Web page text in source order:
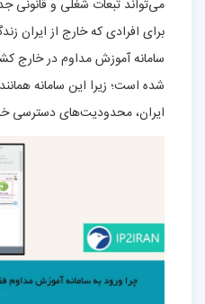
می‌تواند تبعات شغلی و قانونی جدی
برای افرادی که خارج از ایران
سامانه آموزش مداوم در خارج
شده است؛ زیرا این سامانه همانند
ایران، محدودیت‌های دسترسی خاص